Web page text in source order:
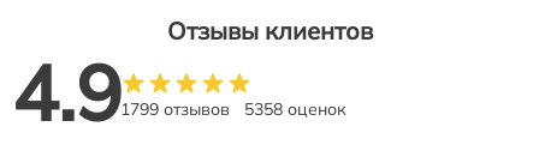
Отзывы клиентов
4.91799 отзывов 5358 оценок